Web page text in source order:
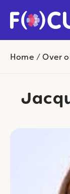
Home /Over